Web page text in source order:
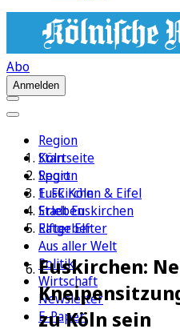
Abo
Anmelden
Region
Köln
Sport
1. FC Köln
Erleben
Ratgeber
Aus aller Welt
Politik
Wirtschaft
Newsletter
E-Paper
Startseite
Region
Euskirchen & Eifel
Stadt Euskirchen
Elfter Elfter
Euskirchen:
zu Köln sein